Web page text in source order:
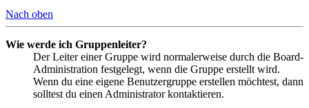
Nach oben
Wie werde ich Gruppenleiter?
Der Leiter einer Gruppe wird normalerweise durch die Board-
Administration festgelegt, wenn die Gruppe erstellt wird.
Wenn du eine eigene Benutzergruppe erstellen möchtest, dann
solltest du einen Administrator kontaktieren.